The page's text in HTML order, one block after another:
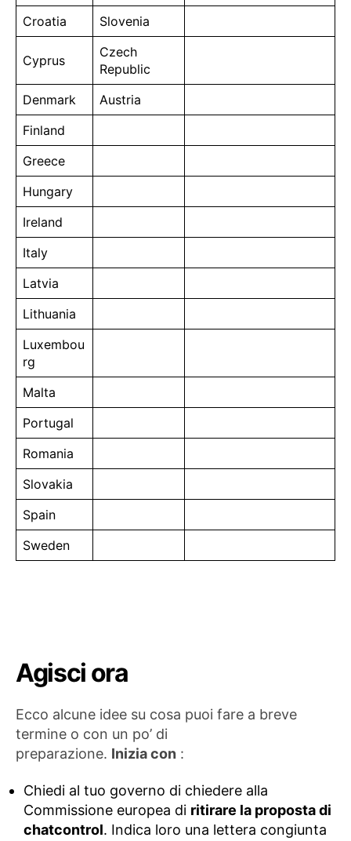
Croatia
Slovenia
Cyprus
Czech
Republic
Denmark
Austria
Finland
Greece
Hungary
Ireland
Italy
Latvia
Lithuania
Luxembou
rg
Malta
Portugal
Romania
Slovakia
Spain
Sweden
Agisci ora
Ecco alcune idee su cosa puoi fare a breve
termine o con un po’ di
preparazione. Inizia con :
Chiedi al tuo governo di chiedere alla
Commissione europea di ritirare la proposta di
chatcontrol. Indica loro una lettera congiunta